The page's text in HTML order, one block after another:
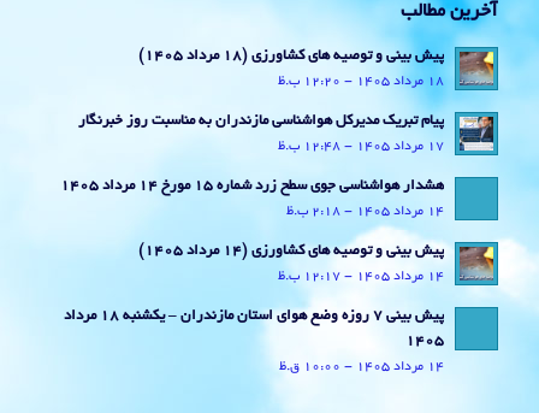
آخرین مطالب
پیش بینی و توصیه های کشاورزی (18 مرداد ۱۴۰۵)
18 مرداد 1405 - 12:20 ب.ظ
پیام تبریک مدیرکل هواشناسی مازندران به مناسبت روز خبرنگار
17 مرداد 1405 - 12:48 ب.ظ
هشدار هواشناسی جوی سطح زرد شماره 15 مورخ 14 مرداد 1405
14 مرداد 1405 - 2:18 ب.ظ
پیش بینی و توصیه های کشاورزی (14 مرداد ۱۴۰۵)
14 مرداد 1405 - 12:17 ب.ظ
پیش بینی 7 روزه وضع هوای استان مازندران – یکشنبه 18 مرداد
1405
14 مرداد 1405 - 10:00 ق.ظ